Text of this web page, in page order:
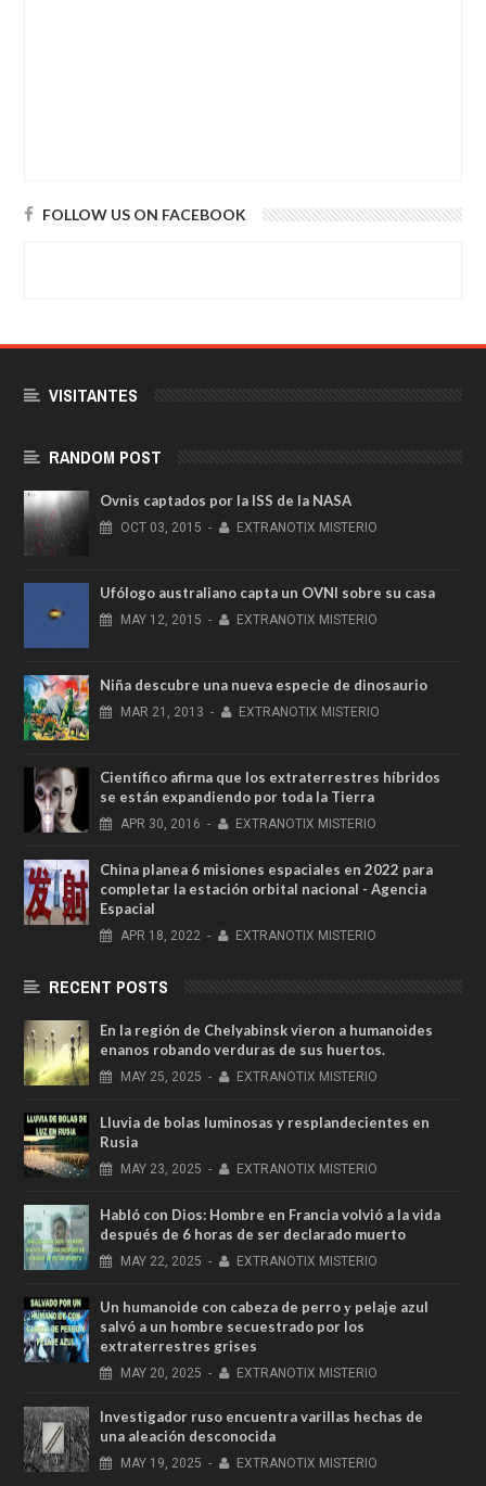
FOLLOW US ON FACEBOOK
VISITANTES
RANDOM POST
Ovnis captados por la ISS de la NASA
OCT 03, 2015 - EXTRANOTIX MISTERIO
Ufólogo australiano capta un OVNI sobre su casa
MAY 12, 2015 - EXTRANOTIX MISTERIO
Niña descubre una nueva especie de dinosaurio
MAR 21, 2013 - EXTRANOTIX MISTERIO
Científico afirma que los extraterrestres híbridos
se están expandiendo por toda la Tierra
APR 30, 2016 - EXTRANOTIX MISTERIO
China planea 6 misiones espaciales en 2022 para
completar la estación orbital nacional - Agencia
Espacial
APR 18, 2022 - EXTRANOTIX MISTERIO
RECENT POSTS
En la región de Chelyabinsk vieron a humanoides
enanos robando verduras de sus huertos.
MAY 25, 2025 - EXTRANOTIX MISTERIO
Lluvia de bolas luminosas y resplandecientes en
Rusia
MAY 23, 2025 - EXTRANOTIX MISTERIO
Habló con Dios: Hombre en Francia volvió a la vida
después de 6 horas de ser declarado muerto
MAY 22, 2025 - EXTRANOTIX MISTERIO
Un humanoide con cabeza de perro у pelaje azul
salvó a un hombre secuestrado por los
extraterrestres grises
MAY 20, 2025 - EXTRANOTIX MISTERIO
Investigador ruso encuentra varillas hechas de
una aleación desconocida
MAY 19, 2025 - EXTRANOTIX MISTERIO